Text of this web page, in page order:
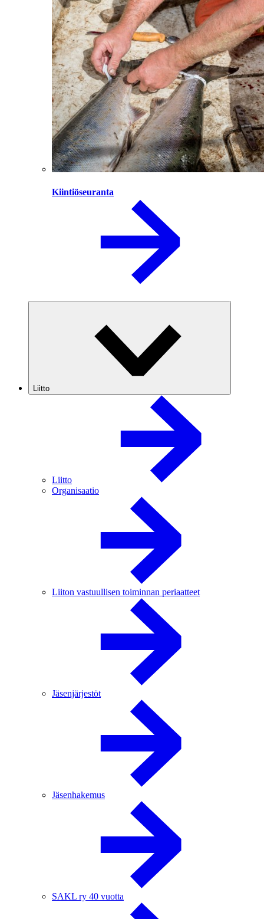
Kiintiöseuranta
Liitto
Liitto
Organisaatio
Liiton vastuullisen toiminnan periaatteet
Jäsenjärjestöt
Jäsenhakemus
SAKL ry 40 vuotta